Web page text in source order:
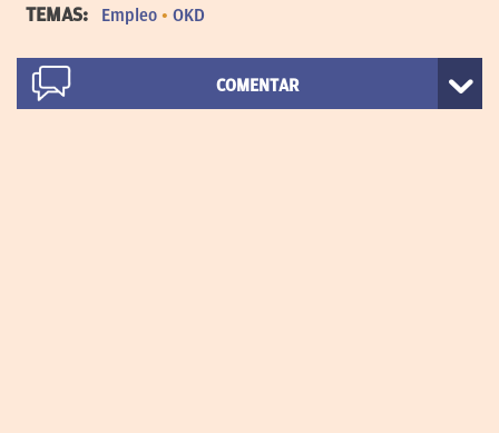
TEMAS: Empleo OKD
COMENTAR